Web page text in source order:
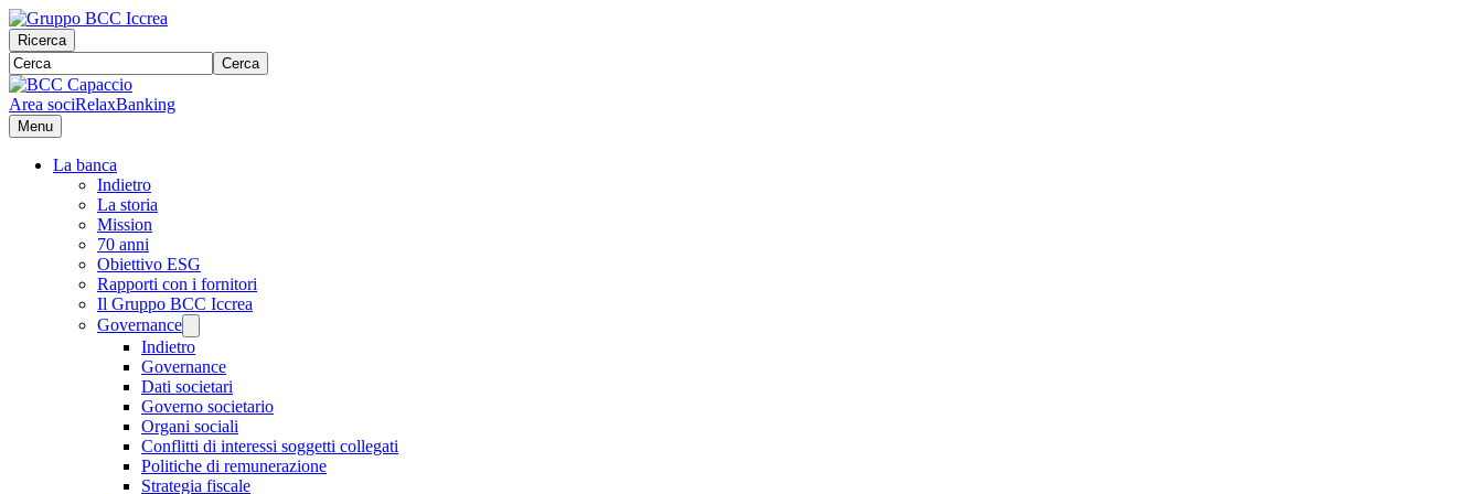
Ricerca
Cerca
Area sociRelaxBanking
Menu
La banca
Indietro
La storia
Mission
70 anni
Obiettivo ESG
Rapporti con i fornitori
Il Gruppo BCC Iccrea
Governance
Indietro
Governance
Dati societari
Governo societario
Organi sociali
Conflitti di interessi soggetti collegati
Politiche di remunerazione
Strategia fiscale